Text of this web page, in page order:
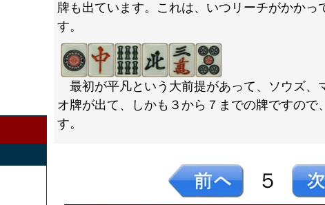
牌も出ています。これは、いつリーチがかかっ
す。
最初が平凡という大前提があって、ソウズ、
オ牌が出て、しかも３から７までの牌ですので
す。
５